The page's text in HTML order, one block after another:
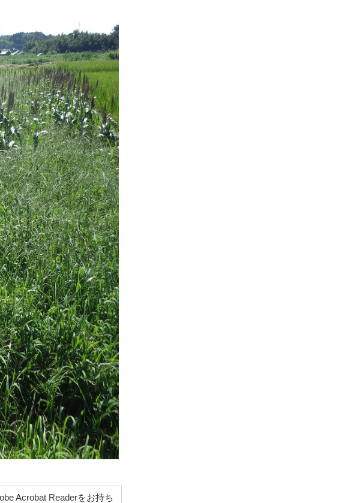
Acrobat Readerをお持ち